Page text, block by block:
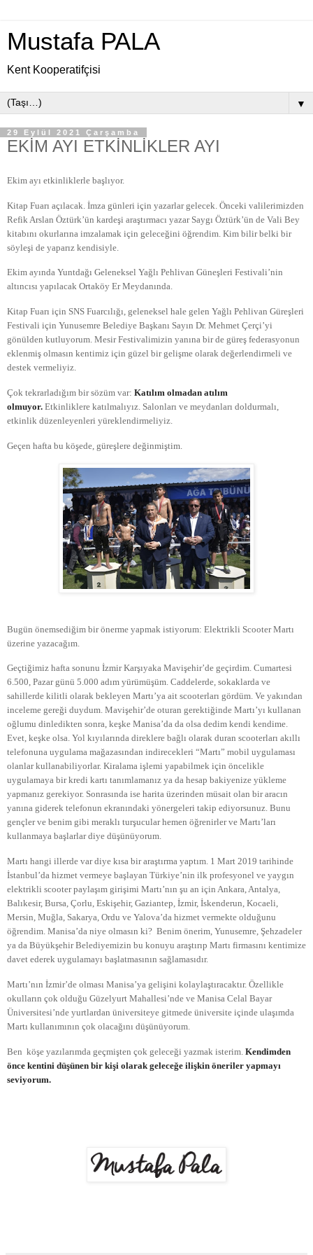
Mustafa PALA
Kent Kooperatifçisi
▼
29 Eylül 2021 Çarşamba
EKİM AYI ETKİNLİKLER AYI
Ekim ayı etkinliklerle başlıyor.
Kitap Fuarı açılacak. İmza günleri için yazarlar gelecek. Önceki valilerimizden
Refik Arslan Öztürk’ün kardeşi araştırmacı yazar Saygı Öztürk’ün de Vali Bey
kitabını okurlarına imzalamak için geleceğini öğrendim. Kim bilir belki bir
söyleşi de yaparız kendisiyle.
Ekim ayında Yuntdağı Geleneksel Yağlı Pehlivan Güneşleri Festivali’nin
altıncısı yapılacak Ortaköy Er Meydanında.
Kitap Fuarı için SNS Fuarcılığı, geleneksel hale gelen Yağlı Pehlivan Güreşleri
Festivali için Yunusemre Belediye Başkanı Sayın Dr. Mehmet Çerçi’yi
gönülden kutluyorum. Mesir Festivalimizin yanına bir de güreş federasyonun
eklenmiş olmasın kentimiz için güzel bir gelişme olarak değerlendirmeli ve
destek vermeliyiz.
Çok tekrarladığım bir sözüm var: Katılım olmadan atılım
olmuyor. Etkinliklere katılmalıyız. Salonları ve meydanları doldurmalı,
etkinlik düzenleyenleri yüreklendirmeliyiz.
Geçen hafta bu köşede, güreşlere değinmiştim.
Bugün önemsediğim bir önerme yapmak istiyorum: Elektrikli Scooter Martı
üzerine yazacağım.
Geçtiğimiz hafta sonunu İzmir Karşıyaka Mavişehir’de geçirdim. Cumartesi
6.500, Pazar günü 5.000 adım yürümüşüm. Caddelerde, sokaklarda ve
sahillerde kilitli olarak bekleyen Martı’ya ait scooterları gördüm. Ve yakından
inceleme gereği duydum. Mavişehir’de oturan gerektiğinde Martı’yı kullanan
oğlumu dinledikten sonra, keşke Manisa’da da olsa dedim kendi kendime.
Evet, keşke olsa. Yol kıyılarında direklere bağlı olarak duran scooterları akıllı
telefonuna uygulama mağazasından indirecekleri “Martı” mobil uygulaması
olanlar kullanabiliyorlar. Kiralama işlemi yapabilmek için öncelikle
uygulamaya bir kredi kartı tanımlamanız ya da hesap bakiyenize yükleme
yapmanız gerekiyor. Sonrasında ise harita üzerinden müsait olan bir aracın
yanına giderek telefonun ekranındaki yönergeleri takip ediyorsunuz. Bunu
gençler ve benim gibi meraklı turşucular hemen öğrenirler ve Martı’ları
kullanmaya başlarlar diye düşünüyorum.
Martı hangi illerde var diye kısa bir araştırma yaptım. 1 Mart 2019 tarihinde
İstanbul’da hizmet vermeye başlayan Türkiye’nin ilk profesyonel ve yaygın
elektrikli scooter paylaşım girişimi Martı’nın şu an için Ankara, Antalya,
Balıkesir, Bursa, Çorlu, Eskişehir, Gaziantep, İzmir, İskenderun, Kocaeli,
Mersin, Muğla, Sakarya, Ordu ve Yalova’da hizmet vermekte olduğunu
öğrendim. Manisa’da niye olmasın ki? Benim önerim, Yunusemre, Şehzadeler
ya da Büyükşehir Belediyemizin bu konuyu araştırıp Martı firmasını kentimize
davet ederek uygulamayı başlatmasının sağlamasıdır.
Martı’nın İzmir’de olması Manisa’ya gelişini kolaylaştıracaktır. Özellikle
okulların çok olduğu Güzelyurt Mahallesi’nde ve Manisa Celal Bayar
Üniversitesi’nde yurtlardan üniversiteye gitmede üniversite içinde ulaşımda
Martı kullanımının çok olacağını düşünüyorum.
Ben köşe yazılarımda geçmişten çok geleceği yazmak isterim. Kendimden
önce kentini düşünen bir kişi olarak geleceğe ilişkin öneriler yapmayı
seviyorum.